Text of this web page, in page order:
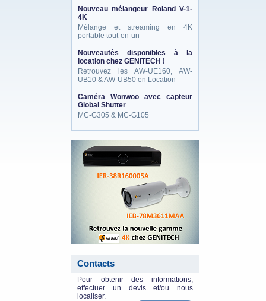
Nouveau mélangeur Roland V-1-
4K
Mélange et streaming en 4K
portable tout-en-un
Nouveautés disponibles à la
location chez GENITECH !
Retrouvez les AW-UE160, AW-
UB10 & AW-UB50 en Location
Caméra Wonwoo avec capteur
Global Shutter
MC-G305 & MC-G105
Contacts
Pour obtenir des informations,
effectuer un devis et/ou nous
localiser.